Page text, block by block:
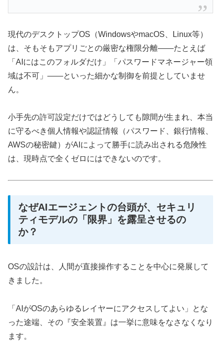
現代のデスクトップOS（WindowsやmacOS、Linux等）
は、そもそもアプリごとの厳密な権限分離――たとえば
「AIにはこのフォルダだけ」「パスワードマネージャー領
域は不可」――といった細かな制御を前提としていませ
ん。
小手先の許可設定だけではどうしても隙間が生まれ、本当
に守るべき個人情報や認証情報（パスワード、銀行情報、
AWSの秘密鍵）がAIによって勝手に読み出される危険性
は、現時点で全くゼロにはできないのです。
なぜAIエージェントの台頭が、セキュリ
ティモデルの「限界」を露呈させるの
か？
OSの設計は、人間が直接操作することを中心に発展して
きました。
「AIがOSのあらゆるレイヤーにアクセスしてよい」とな
った途端、その『安全装置』は一挙に意味をなさなくなり
ます。